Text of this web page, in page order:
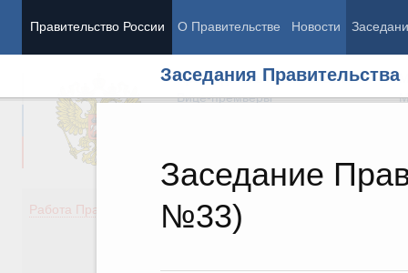
Правительство России О Правительстве Новости
Заседания Правительства
Заседание
№33)
Председатель Правительства
Вице-премьеры
Работа Правительства
Демография
Здоровье